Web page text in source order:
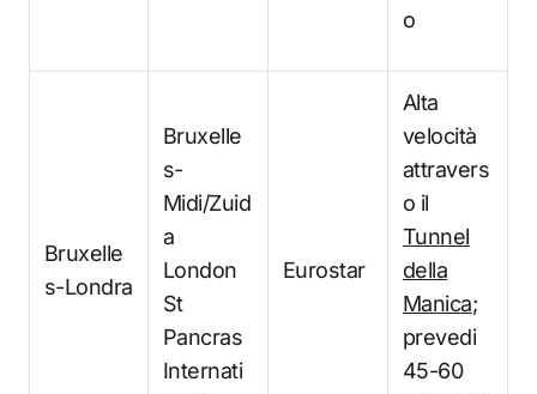
o
Bruxelle
s-Londra
Bruxelle
s-
Midi/Zuid
a
London
St
Pancras
Internati
Eurostar
Alta
velocità
attravers
o il
Tunnel
della
Manica;
prevedi
45-60